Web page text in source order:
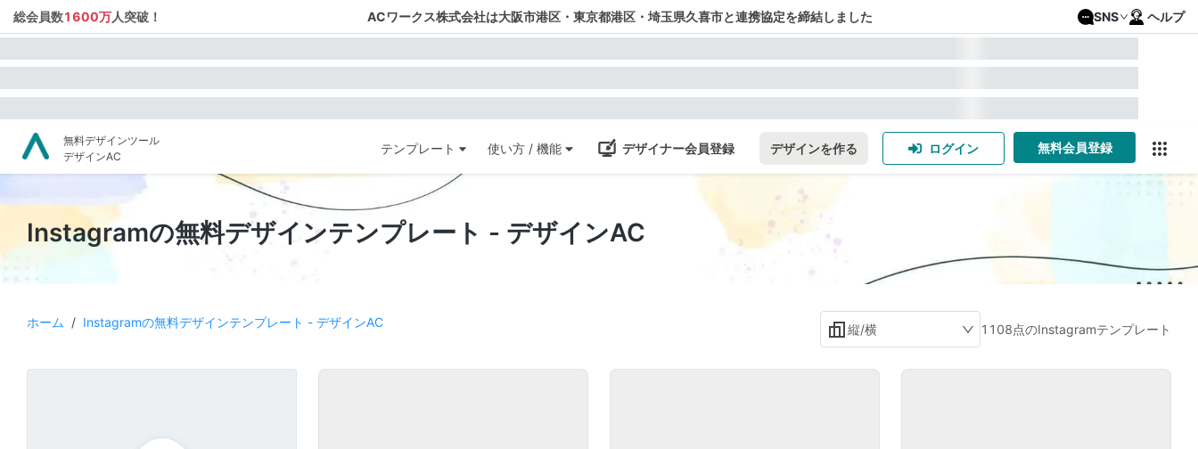
総会員数1600万人突破！ ACワークス株式会社は大阪市港区・東京都港区・埼玉県久喜市と連携協定を締結しました SNS ヘルプ
無料デザインツール
デザインAC
テンプレート 使い方 / 機能 デザイナー会員登録 デザインを作る ログイン 無料会員登録
Instagramの無料デザインテンプレート - デザインAC
ホーム / Instagramの無料デザインテンプレート - デザインAC 縦/横 1108点のInstagramテンプレート